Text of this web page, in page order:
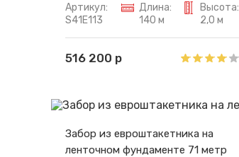
Артикул:
S41E113
Длина:
140 м
Высота:
2,0 м
516 200 р
Забор из евроштакетника на
ленточном фундаменте 71 метр